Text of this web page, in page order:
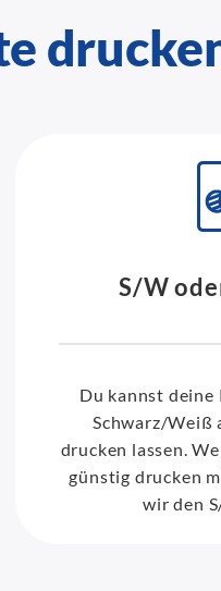
S/W
Du kannst deine
Schwarz/Weiß
drucken lassen.
günstig drucken
wir den